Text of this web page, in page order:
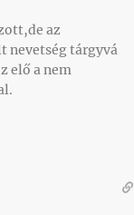
az
nevetség tárgyvá
elő a nem